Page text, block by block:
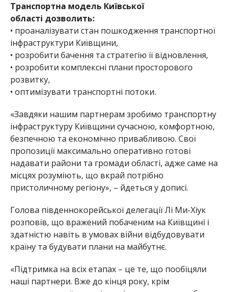
Транспортна модель Київської
області дозволить:
• проаналізувати стан пошкодження транспортної
інфраструктури Київщини,
• розробити бачення та стратегію її відновлення,
• розробити комплексні плани просторового
розвитку,
• оптимізувати транспортні потоки.
«Завдяки нашим партнерам зробимо транспортну
інфраструктуру Київщини сучасною, комфортною,
безпечною та економічно привабливою. Свої
пропозиції максимально оперативно готові
надавати райони та громади області, адже саме на
місцях розуміють, що вкрай потрібно
пристоличному регіону», – йдеться у дописі.
Голова південнокорейської делегації Лі Ми-Хіук
розповів, що вражений побаченим на Київщині і
здатністю навіть в умовах війни відбудовувати
країну та будувати плани на майбутнє.
«Підтримка на всіх етапах – це те, що пообіцяли
наші партнери. Вже до кінця року, крім